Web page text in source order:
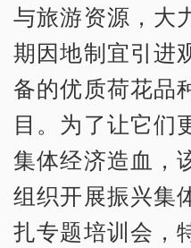
与旅游资源，大
期因地制宜引进
备的优质荷花品
目。为了让它们
集体经济造血，
组织开展振兴集
扎专题培训会，